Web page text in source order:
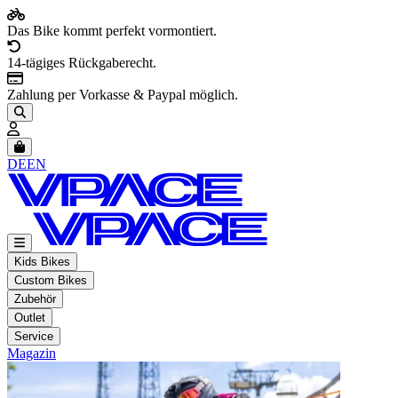
Das Bike kommt perfekt vormontiert.
14-tägiges Rückgaberecht.
Zahlung per Vorkasse & Paypal möglich.
Artikel im Warenkorb, Warenkorb anzeigen
DEEN
Kids Bikes
Custom Bikes
Zubehör
Outlet
Service
Magazin